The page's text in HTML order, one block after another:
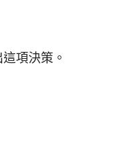
項決策。